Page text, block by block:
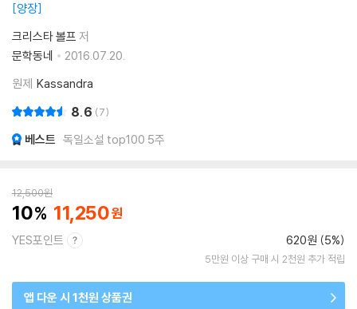
양장
크리스타 볼프 저
문학동네
2016.07.20.
원제 Kassandra
8.6 7
베스트 독일소설 top100 5주
12,500원
10 11,250
YES포인트 620원 (5%)
5만원 이상 구매 시 2천원 추가 적립
앱 다운 시 1천원 상품권